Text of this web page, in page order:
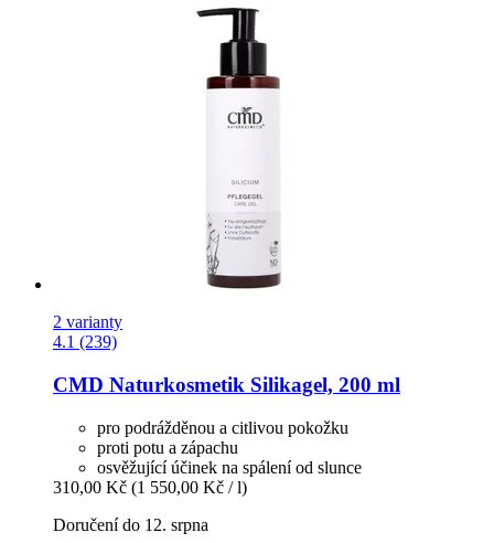
2 varianty
4.1 (239)
CMD Naturkosmetik Silikagel, 200 ml
pro podrážděnou a citlivou pokožku
proti potu a zápachu
osvěžující účinek na spálení od slunce
310,00 Kč (1 550,00 Kč / l)
Doručení do 12. srpna